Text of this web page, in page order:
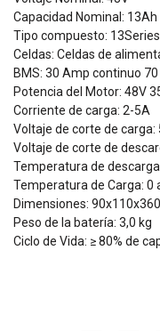
Capacidad Nominal: 13Ah
Tipo compuesto:
Celdas: Celdas de
BMS: 30 Amp continuo
Potencia del Motor: 48V
Corriente de carga: 2-5A
Voltaje de corte de carga:
Voltaje de corte de
Temperatura de descarga:
Temperatura de Carga: 0
Dimensiones:
Peso de la batería: 3,0 kg
Ciclo de Vida: ≥ 80% de